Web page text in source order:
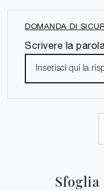
DOMANDA DI
Scrivere la